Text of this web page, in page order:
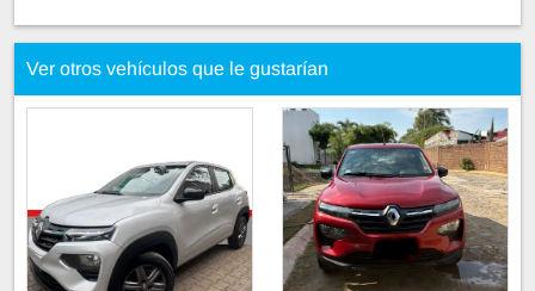
Ver otros vehículos que le gustarían